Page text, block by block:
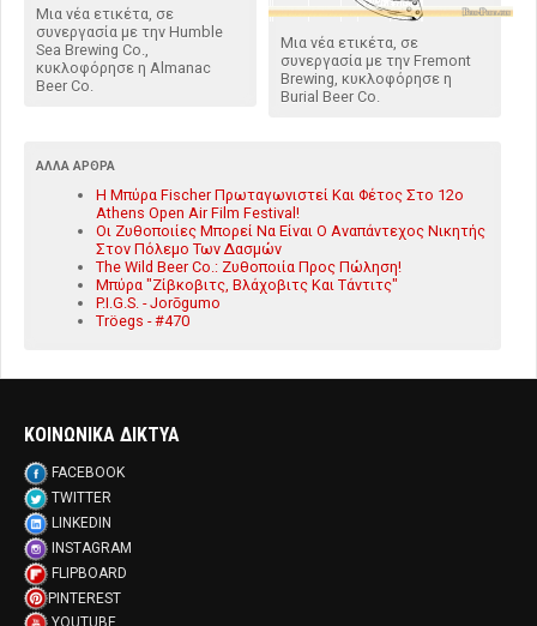
Μια νέα ετικέτα, σε
συνεργασία με την Humble
Sea Brewing Co.,
κυκλοφόρησε η Almanac
Beer Co.
Μια νέα ετικέτα, σε
συνεργασία με την Fremont
Brewing, κυκλοφόρησε η
Burial Beer Co.
ΆΛΛΑ ΆΡΘΡΑ
Η Μπύρα Fischer Πρωταγωνιστεί Και Φέτος Στο 12ο
Athens Open Air Film Festival!
Οι Ζυθοποιίες Μπορεί Να Είναι Ο Αναπάντεχος Νικητής
Στον Πόλεμο Των Δασμών
The Wild Beer Co.: Ζυθοποιία Προς Πώληση!
Μπύρα "Ζίβκοβιτς, Βλάχοβιτς Και Τάντιτς"
P.I.G.S. - Jorōgumo
Tröegs - #470
ΚΟΙΝΩΝΙΚΑ ΔΙΚΤΥΑ
FACEBOOK
TWITTER
LINKEDIN
INSTAGRAM
FLIPBOARD
PINTEREST